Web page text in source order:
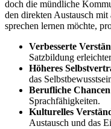
doch die mündliche
den direkten Austausch mit
sprechen lernen möchte,
Verbesserte
Satzbildung
Höheres
das
Berufliche
Sprachfähigkeiten.
Kulturelles
Austausch und das